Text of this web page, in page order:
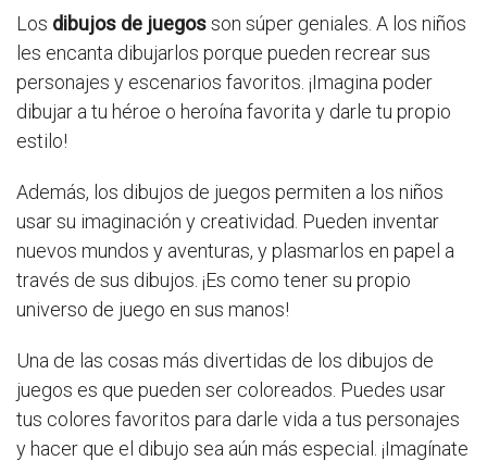
Los dibujos de juegosson súper geniales. A los niños
les encanta dibujarlos porque pueden recrear sus
personajes y escenarios favoritos. ¡Imagina poder
dibujar a tu héroe o heroína favorita y darle tu propio
estilo!
Además, los dibujos de juegos permiten a los niños
usar su imaginación y creatividad. Pueden inventar
nuevos mundos y aventuras, y plasmarlos en papel a
través de sus dibujos. ¡Es como tener su propio
universo de juego en sus manos!
Una de las cosas más divertidas de los dibujos de
juegos es que pueden ser coloreados. Puedes usar
tus colores favoritos para darle vida a tus personajes
y hacer que el dibujo sea aún más especial. ¡Imagínate